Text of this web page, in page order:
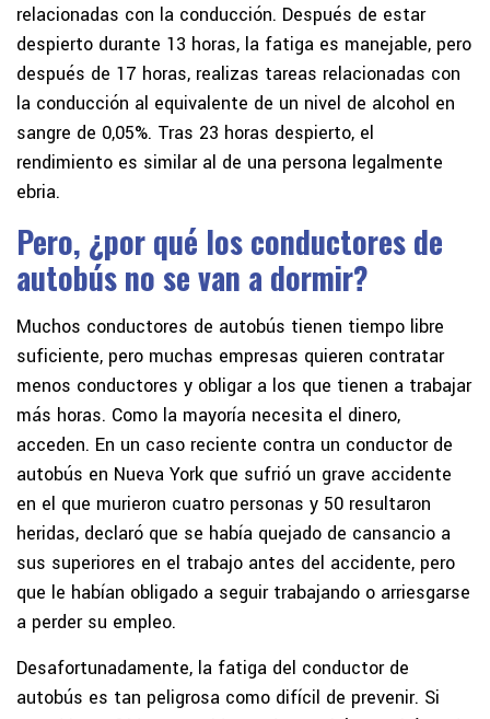
relacionadas con la conducción. Después de estar
despierto durante 13 horas, la fatiga es manejable, pero
después de 17 horas, realizas tareas relacionadas con
la conducción al equivalente de un nivel de alcohol en
sangre de 0,05%. Tras 23 horas despierto, el
rendimiento es similar al de una persona legalmente
ebria.
Pero, ¿por qué los conductores de
autobús no se van a dormir?
Muchos conductores de autobús tienen tiempo libre
suficiente, pero muchas empresas quieren contratar
menos conductores y obligar a los que tienen a trabajar
más horas. Como la mayoría necesita el dinero,
acceden. En un caso reciente contra un conductor de
autobús en Nueva York que sufrió un grave accidente
en el que murieron cuatro personas y 50 resultaron
heridas, declaró que se había quejado de cansancio a
sus superiores en el trabajo antes del accidente, pero
que le habían obligado a seguir trabajando o arriesgarse
a perder su empleo.
Desafortunadamente, la fatiga del conductor de
autobús es tan peligrosa como difícil de prevenir. Si